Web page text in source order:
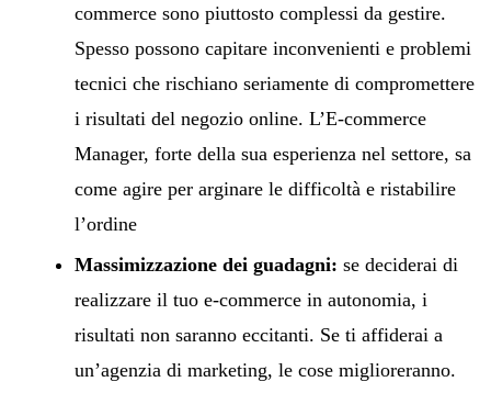
commerce sono piuttosto complessi da gestire.
Spesso possono capitare inconvenienti e problemi
tecnici che rischiano seriamente di compromettere
i risultati del negozio online. L’E-commerce
Manager, forte della sua esperienza nel settore, sa
come agire per arginare le difficoltà e ristabilire
l’ordine
Massimizzazione dei guadagni: se deciderai di
realizzare il tuo e-commerce in autonomia, i
risultati non saranno eccitanti. Se ti affiderai a
un’agenzia di marketing, le cose miglioreranno.